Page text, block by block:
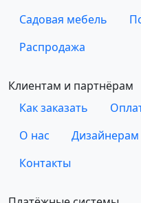
Садовая мебель
Распродажа
Клиентам и партнёрам
Как заказать
О нас
Дизайнерам
Контакты